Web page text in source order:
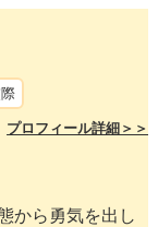
プロフィール詳細＞＞
から勇気を出し